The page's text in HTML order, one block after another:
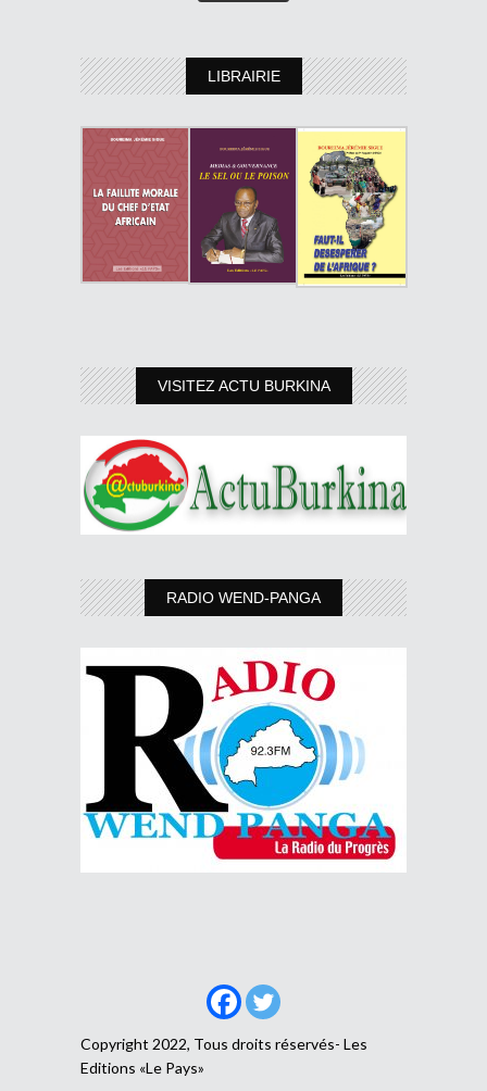
LIBRAIRIE
VISITEZ ACTU BURKINA
RADIO WEND-PANGA
Copyright 2022, Tous droits réservés- Les
Editions «Le Pays»